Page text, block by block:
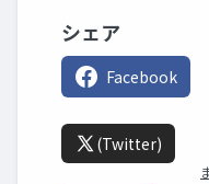
シェア
Facebook
(Twitter)